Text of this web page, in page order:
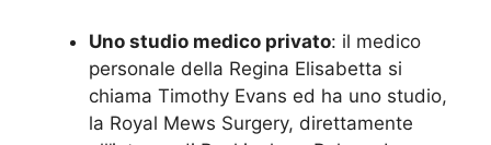
Uno studio medico privato: il medico
personale della Regina Elisabetta si
chiama Timothy Evans ed ha uno studio,
la Royal Mews Surgery, direttamente